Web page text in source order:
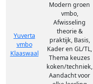
Yuverta
vmbo
Klaaswaal
Modern groen
vmbo,
Afwisseling
theorie &
praktijk, Basis,
Kader en GL/TL,
Thema keuzes
koken/techniek,
Aandacht voor